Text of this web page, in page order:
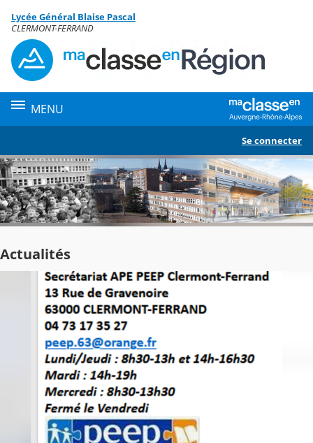
Contenu
Lycée Général Blaise Pascal
CLERMONT-FERRAND
MENU
Se connecter
Actualités